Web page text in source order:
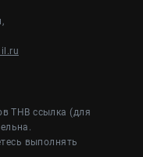
ТНВ ссылка (для
выполнять